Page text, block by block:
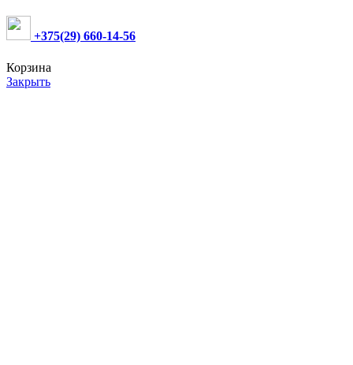
+375(29) 660-14-56
Корзина
Закрыть